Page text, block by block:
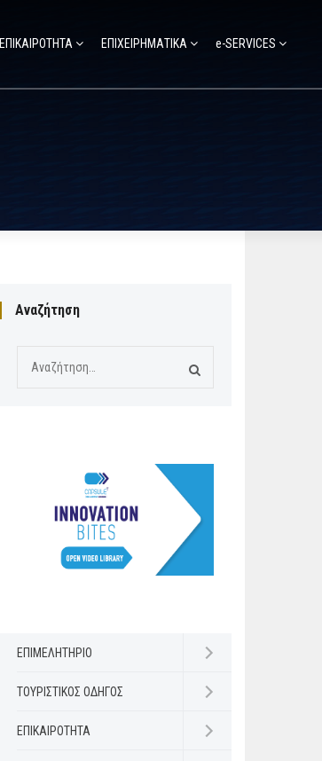
ΕΠΙΚΑΙΡΟΤΗΤΑ ΕΠΙΧΕΙΡΗΜΑΤΙΚΑ e-SERVICES
Αναζήτηση
ΕΠΙΜΕΛΗΤΗΡΙΟ Open submenu
ΤΟΥΡΙΣΤΙΚΟΣ ΟΔΗΓΟΣ Open submenu
ΕΠΙΚΑΙΡΟΤΗΤΑ Open submenu